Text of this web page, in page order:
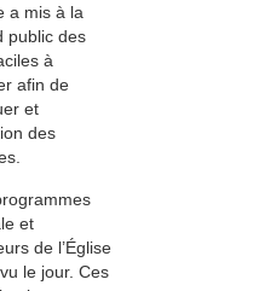
a mis à la
public des
à
afin de
et
des
et
de l’Église
le jour. Ces